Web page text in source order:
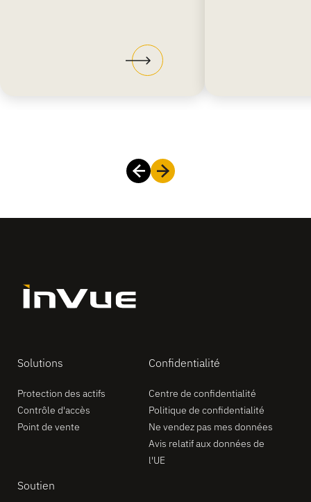
Solutions
Protection des actifs
Contrôle d'accès
Point de vente
Soutien
Confidentialité
Centre de confidentialité
Politique de confidentialité
Ne vendez pas mes données
Avis relatif aux données de
l'UE